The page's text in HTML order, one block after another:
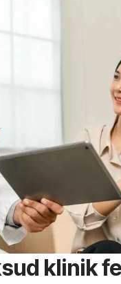
klinik